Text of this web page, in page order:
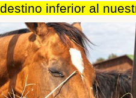
destino inferior al